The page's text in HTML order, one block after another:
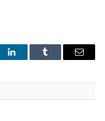
LinkedInTumblr
E-